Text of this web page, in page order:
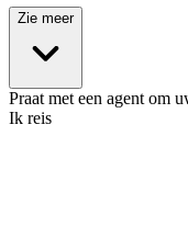
Zie meer
Praat met een agent om
Ik reis